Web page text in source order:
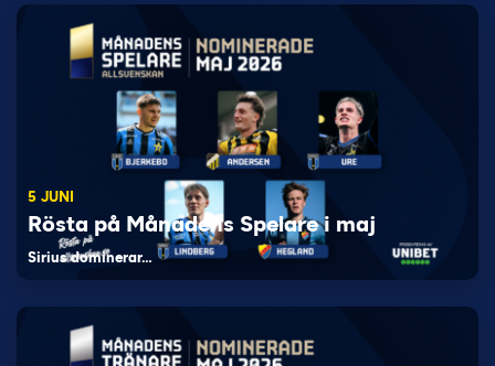
5 JUNI
Rösta på Månadens Spelare i maj
Sirius dominerar…